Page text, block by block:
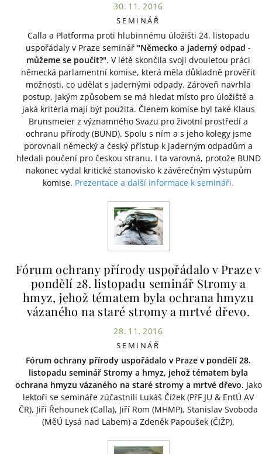
30. 11. 2016
SEMINÁŘ
Calla a Platforma proti hlubinnému úložišti 24. listopadu
uspořádaly v Praze seminář "Německo a jaderný odpad -
můžeme se poučit?". V létě skončila svoji dvouletou práci
německá parlamentní komise, která měla důkladně prověřit
možnosti, co udělat s jadernými odpady. Zároveň navrhla
postup, jakým způsobem se má hledat místo pro úložiště a
jaká kritéria mají být použita. Členem komise byl také Klaus
Brunsmeier z významného Svazu pro životní prostředí a
ochranu přírody (BUND). Spolu s ním a s jeho kolegy jsme
porovnali německý a český přístup k jaderným odpadům a
hledali poučení pro českou stranu. I ta varovná, protože BUND
nakonec vydal kritické stanovisko k závěrečným výstupům
komise. Prezentace a další informace k semináři.
Fórum ochrany přírody uspořádalo v Praze v
pondělí 28. listopadu seminář Stromy a
hmyz, jehož tématem byla ochrana hmyzu
vázaného na staré stromy a mrtvé dřevo.
28. 11. 2016
SEMINÁŘ
Fórum ochrany přírody uspořádalo v Praze v pondělí 28.
listopadu seminář Stromy a hmyz, jehož tématem byla
ochrana hmyzu vázaného na staré stromy a mrtvé dřevo. Jako
lektoři se semináře zúčastnili Lukáš Čížek (PřF JU & EntÚ AV
ČR), Jiří Řehounek (Calla), Jiří Rom (MHMP), Stanislav Svoboda
(MěÚ Lysá nad Labem) a Zdeněk Papoušek (ČIŽP).